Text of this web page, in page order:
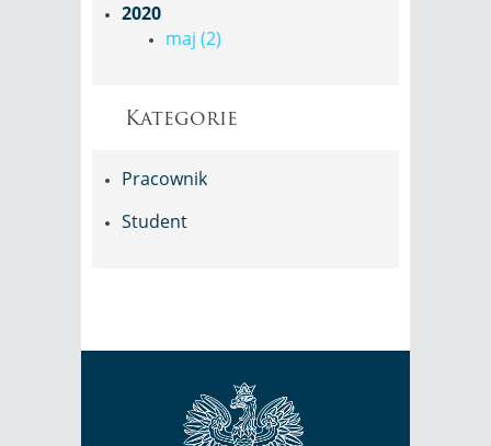
2020
maj (2)
Kategorie
Pracownik
Student